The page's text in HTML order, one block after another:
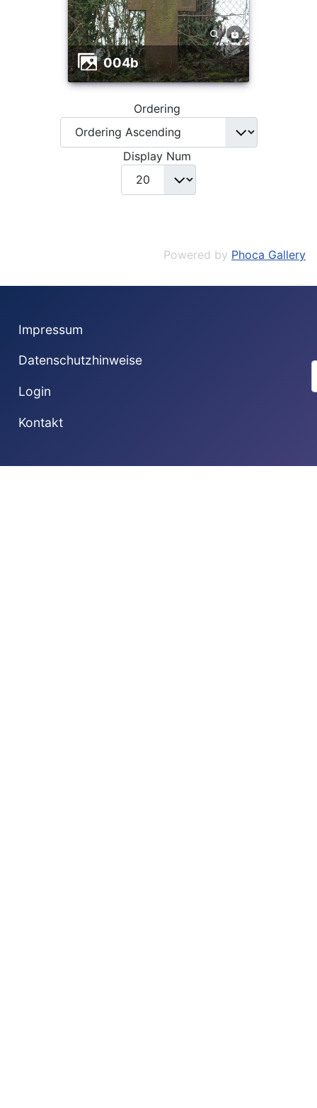
004b
Ordering
Display Num
Powered by Phoca Gallery
Impressum
Datenschutzhinweise
Login
Kontakt